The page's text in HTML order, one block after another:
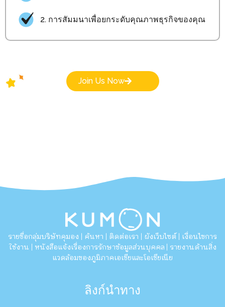
2. การสัมมนาเพื่อยกระดับคุณภาพธุรกิจของคุณ
Join Us Now
รายชื่อกลุ่มบริษัทคุมอง ค้นหา ติดต่อเรา ผังเว็บไซต์ เงื่อนไขการ
ใช้งาน หนังสือแจ้งเรื่องการรักษาข้อมูลส่วนบุคคล รายงานด้านสิ่ง
แวดล้อมของภูมิภาคเอเชียและโอเชียเนีย
ลิงก์นำทาง